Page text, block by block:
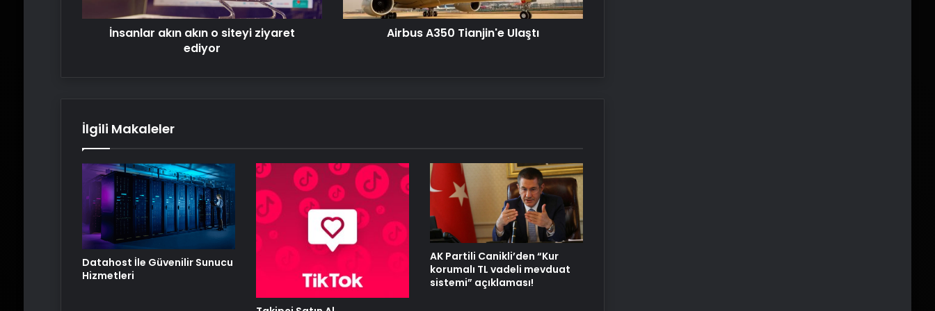
Sanal Santral
Alaaddin KAHYA: Müzik Tutkusuyla
Yerini Almiş Bir Kariyer
İnsanlar akın akın o siteyi ziyaret
ediyor
Airbus A350 Tianjin'e Ulaştı
İlgili Makaleler
Datahost İle Güvenilir Sunucu
Hizmetleri
AK Partili Canikli’den “Kur
korumalı TL vadeli mevduat
sistemi” açıklaması!